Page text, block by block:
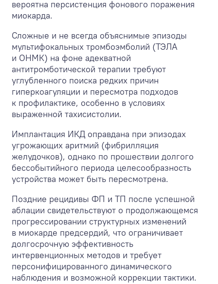
вероятна персистенция фонового поражения
миокарда.
Сложные и не всегда объяснимые эпизоды
мультифокальных тромбоэмболий (ТЭЛА
и ОНМК) на фоне адекватной
антитромботической терапии требуют
углубленного поиска редких причин
гиперкоагуляции и пересмотра подходов
к профилактике, особенно в условиях
выраженной тахисистолии.
Имплантация ИКД оправдана при эпизодах
угрожающих аритмий (фибрилляция
желудочков), однако по прошествии долгого
бессобытийного периода целесообразность
устройства может быть пересмотрена.
Поздние рецидивы ФП и ТП после успешной
аблации свидетельствуют о продолжающемся
прогрессировании структурных изменений
в миокарде предсердий, что ограничивает
долгосрочную эффективность
интервенционных методов и требует
персонифицированного динамического
наблюдения и возможной коррекции тактики.